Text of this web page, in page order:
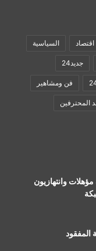
اقتصاد السياسية
جديد24
فن ومشاهير
المحترفين
وانتهازيون